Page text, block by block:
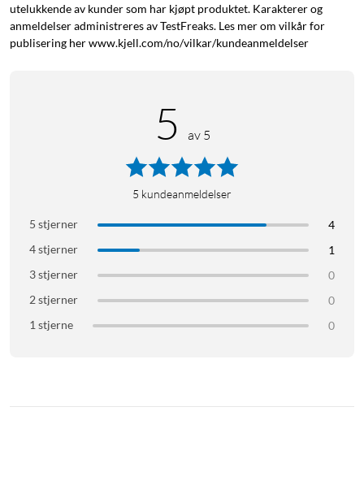
utelukkende av kunder som har kjøpt produktet. Karakterer og
anmeldelser administreres av TestFreaks. Les mer om vilkår for
publisering her www.kjell.com/no/vilkar/kundeanmeldelser
5 av 5
5 kundeanmeldelser
5 stjerner
4
4 stjerner
1
3 stjerner
0
2 stjerner
0
1 stjerne
0